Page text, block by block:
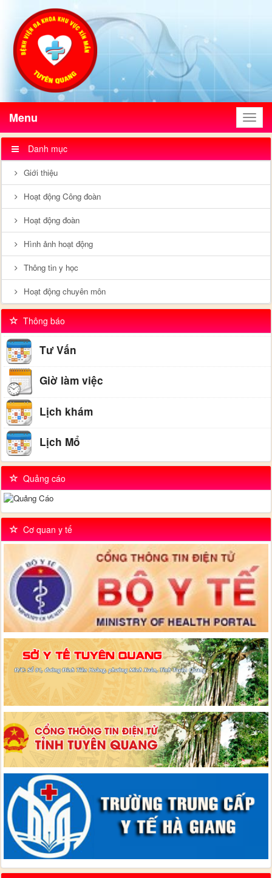
Menu
Menu
Danh mục
Giới thiệu
Hoạt động Công đoàn
Hoạt động đoàn
Hình ảnh hoạt động
Thông tin y học
Hoạt động chuyên môn
Thông báo
Tư Vấn
Giờ làm việc
Lịch khám
Lịch Mổ
Quảng cáo
Cơ quan y tế